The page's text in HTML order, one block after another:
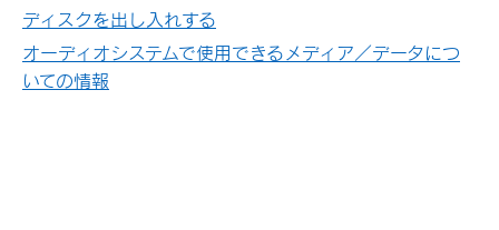
ディスクを出し入れする
オーディオシステムで使用できるメディア／データにつ
いての情報